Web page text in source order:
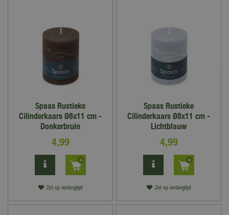
Spaas Rustieke
Cilinderkaars Ø8x11 cm -
Donkerbruin
4,99
Zet op verlanglijst
Spaas Rustieke
Cilinderkaars Ø8x11 cm -
Lichtblauw
4,99
Zet op verlanglijst